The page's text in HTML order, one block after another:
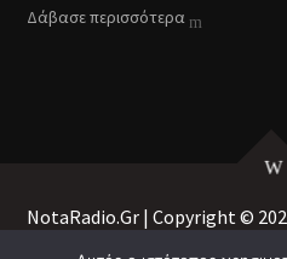
Δάβασε περισσότερα
NotaRadio.Gr | Copyright ©